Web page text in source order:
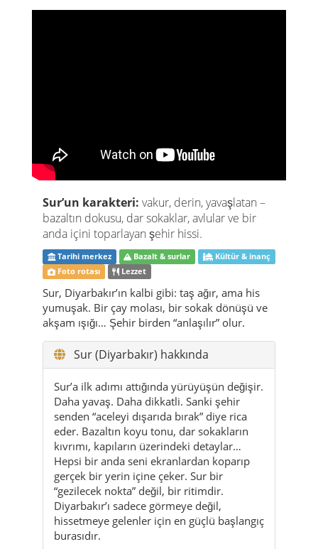
Sur’un karakteri: vakur, derin, yavaşlatan –
bazaltın dokusu, dar sokaklar, avlular ve bir
anda içini toparlayan şehir hissi.
Tarihi merkez Bazalt & surlar
Kültür & inanç
Foto rotası
Lezzet
Sur, Diyarbakır’ın kalbi gibi: taş ağır, ama his
yumuşak. Bir çay molası, bir sokak dönüşü ve
akşam ışığı… Şehir birden “anlaşılır” olur.
Sur (Diyarbakır) hakkında
Sur’a ilk adımı attığında yürüyüşün değişir.
Daha yavaş. Daha dikkatli. Sanki şehir
senden “aceleyi dışarıda bırak” diye rica
eder. Bazaltın koyu tonu, dar sokakların
kıvrımı, kapıların üzerindeki detaylar…
Hepsi bir anda seni ekranlardan koparıp
gerçek bir yerin içine çeker. Sur bir
“gezilecek nokta” değil, bir ritimdir.
Diyarbakır’ı sadece görmeye değil,
hissetmeye gelenler için en güçlü başlangıç
burasıdır.